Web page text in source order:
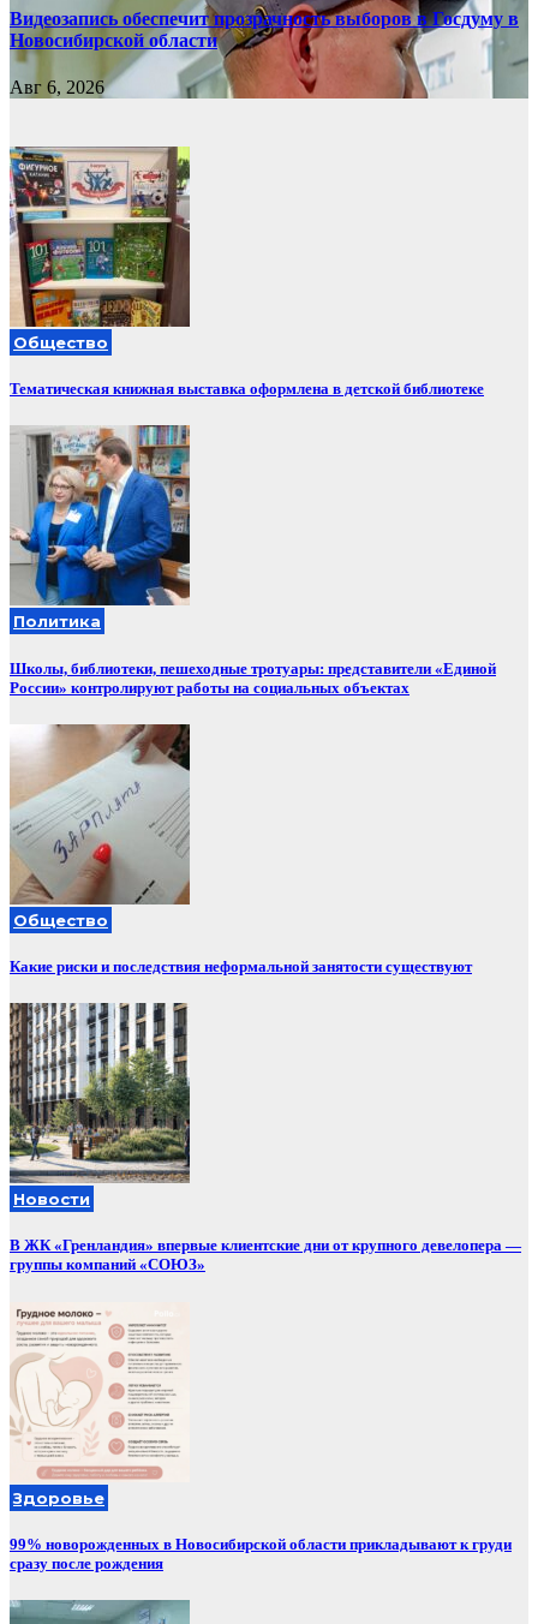
Видеозапись обеспечит прозрачность выборов в Госдуму в
Новосибирской области
Авг 6, 2026
Общество
Тематическая книжная выставка оформлена в детской библиотеке
Политика
Школы, библиотеки, пешеходные тротуары: представители «Единой
России» контролируют работы на социальных объектах
Общество
Какие риски и последствия неформальной занятости существуют
Новости
В ЖК «Гренландия» впервые клиентские дни от крупного девелопера —
группы компаний «СОЮЗ»
Здоровье
99% новорожденных в Новосибирской области прикладывают к груди
сразу после рождения